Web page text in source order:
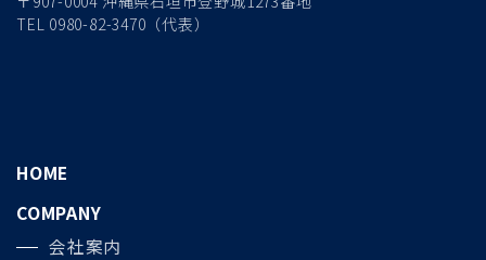
TEL 0980-82-3470（代表）
HOME
COMPANY
会社案内